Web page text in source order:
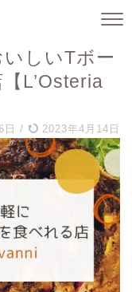
しいTボー
L’Osteria
日 / 2023年4月14日